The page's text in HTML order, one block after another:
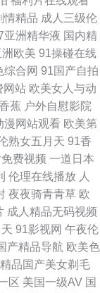
网址 成人中文字幕一
观看免费国产 婷婷伊
司机 91網站 91九色
人天堂ww 亚洲情色
欧美久草 午夜无码人
片A片 成人高清无码
碰婷婷 久久五月天
堂五月天 另类人妖
情精品 成人三级伦
亚洲精华液 国内精
欧美 91操碰在线
综合网 91国产自拍
网站 欧美女人与动
蕉 户外自慰影院
漫网站观看 欧美第
熟女五月天 91香
费视频 一道日本
伦理在线播放 人
夜夜骑青青草 欧
成人精品无码视频
91影视网 午夜伦
产精品导航 欧美色
精品国产美女剃毛
区 美国一级AV 国